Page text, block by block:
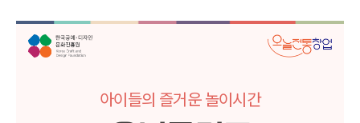
아이들의 즐거운 놀이시간